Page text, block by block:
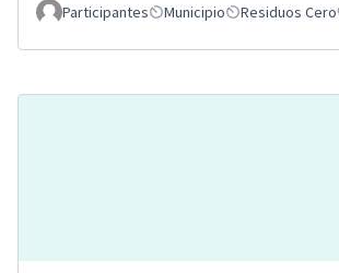
Participantes
Municipio Residuos Cero